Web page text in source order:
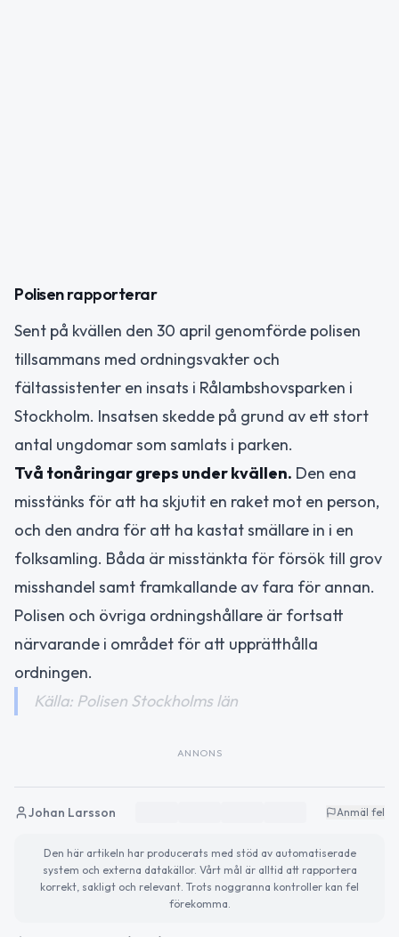
Polisen rapporterar
Sent på kvällen den 30 april genomförde polisen
tillsammans med ordningsvakter och
fältassistenter en insats i Rålambshovsparken i
Stockholm. Insatsen skedde på grund av ett stort
antal ungdomar som samlats i parken.
Två tonåringar greps under kvällen. Den ena
misstänks för att ha skjutit en raket mot en person,
och den andra för att ha kastat smällare in i en
folksamling. Båda är misstänkta för försök till grov
misshandel samt framkallande av fara för annan.
Polisen och övriga ordningshållare är fortsatt
närvarande i området för att upprätthålla
ordningen.
Källa: Polisen Stockholms län
ANNONS
Johan Larsson Anmäl fel
Den här artikeln har producerats med stöd av automatiserade
system och externa datakällor. Vårt mål är alltid att rapportera
korrekt, sakligt och relevant. Trots noggranna kontroller kan fel
förekomma.